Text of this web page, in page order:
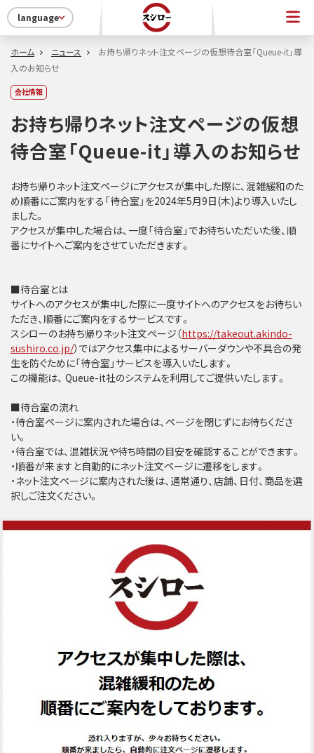
language
ホーム ニュース
お持ち帰りネット注文ページの仮想待合室「Queue-it」導
入のお知らせ
会社情報
お持ち帰りネット注文ページの仮想
待合室「Queue-it」導入のお知らせ
お持ち帰りネット注文ページにアクセスが集中した際に、混雑緩和のた
め順番にご案内をする「待合室」を2024年5月9日(木)より導入いたし
ました。
アクセスが集中した場合は、一度「待合室」でお待ちいただいた後、順
番にサイトへご案内をさせていただきます。
■待合室とは
サイトへのアクセスが集中した際に一度サイトへのアクセスをお待ちい
ただき、順番にご案内をするサービスです。
スシローのお持ち帰りネット注文ページ（https://takeout.akindo-
sushiro.co.jp/）ではアクセス集中によるサーバーダウンや不具合の発
生を防ぐために「待合室」サービスを導入いたします。
この機能は、 Queue-it社のシステムを利用してご提供いたします。
■待合室の流れ
・待合室ページに案内された場合は、ページを閉じずにお待ちくださ
い。
・待合室では、混雑状況や待ち時間の目安を確認することができます。
・順番が来ますと自動的にネット注文ページに遷移をします。
・ネット注文ページに案内された後は、通常通り、店舗、日付、商品を選
択しご注文ください。